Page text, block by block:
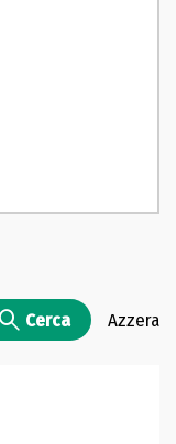
Cerca Azzera